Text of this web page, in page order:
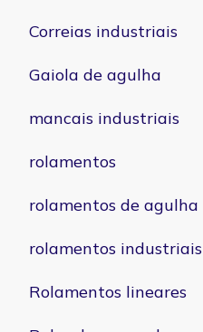
Correias industriais
Gaiola de agulha
mancais industriais
rolamentos
rolamentos de agulha
rolamentos industriais
Rolamentos lineares